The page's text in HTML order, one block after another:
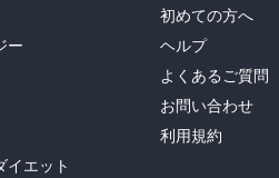
ー
イエット
初めての方へ
ヘルプ
よくあるご質問
お問い合わせ
利用規約